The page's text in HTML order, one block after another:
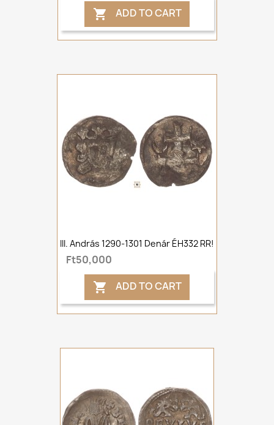
 ADD TO CART
III. András 1290-1301 Denár ÉH332 RR!
Ft50,000
 ADD TO CART